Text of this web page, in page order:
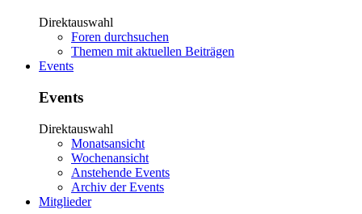
Direktauswahl
Foren durchsuchen
Themen mit aktuellen Beiträgen
Events
Events
Direktauswahl
Monatsansicht
Wochenansicht
Anstehende Events
Archiv der Events
Mitglieder